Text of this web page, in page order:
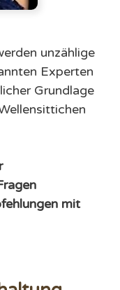
unzählige
Experten
Grundlage
mit